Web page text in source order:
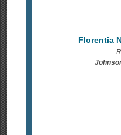
Florentia